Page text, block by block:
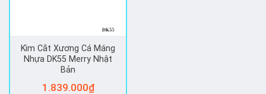
Kìm Cắt Xương Cá Máng
Nhựa DK55 Merry Nhật
Bản
1.839.000₫